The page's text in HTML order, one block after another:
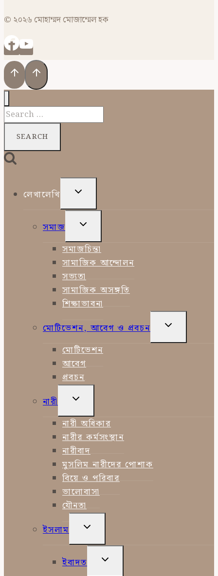
© ২০২৬ মোহাম্মদ মোজাম্মেল হক
Search
for:
লেখালেখি
TOGGLE
MENU
সমাজ
TOGGLE
MENU
সমাজচিন্তা
সামাজিক আন্দোলন
সভ্যতা
সামাজিক অসঙ্গতি
শিক্ষাভাবনা
মোটিভেশন, আবেগ ও প্রবচন
TOGGLE
মোটিভেশন
আবেগ
প্রবচন
নারী
TOGGLE
MENU
নারী অধিকার
নারীর কর্মসংস্থান
নারীবাদ
মুসলিম নারীদের পোশাক
বিয়ে ও পরিবার
ভালোবাসা
যৌনতা
ইসলাম
TOGGLE
MENU
ইবাদত
TOGGLE